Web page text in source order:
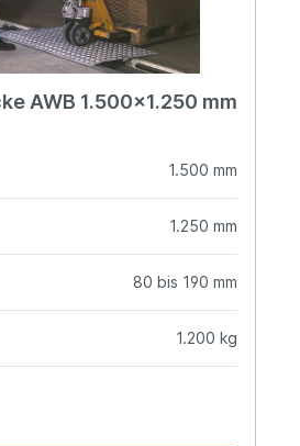
AWB 1.500x1.250 mm
1.500 mm
1.250 mm
80 bis 190 mm
1.200 kg